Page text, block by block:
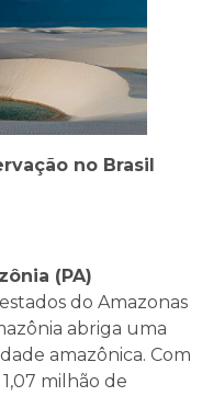
no Brasil
(PA)
do Amazonas
abriga uma
amazônica. Com
milhão de